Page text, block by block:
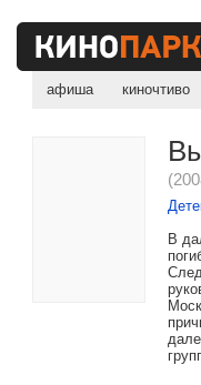
афиша киночтиво
В